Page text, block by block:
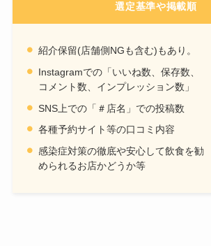
選定基準や掲載順
紹介保留(店舗側NGも含む)もあり。
Instagramでの「いいね数、保存数、
コメント数、インプレッション数」
SNS上での「＃店名」での投稿数
各種予約サイト等の口コミ内容
感染症対策の徹底や安心して飲食を勧
められるお店かどうか等